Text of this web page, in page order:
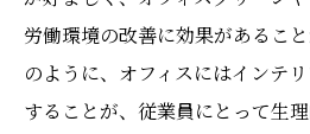
労働環境の改善に効果があるこ
のように、オフィスにはインテ
することが、従業員にとって生